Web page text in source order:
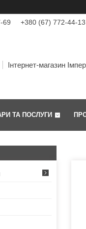
69 +380 (67) 772-44-13
Інтернет-магазин
ТА ПОСЛУГИ